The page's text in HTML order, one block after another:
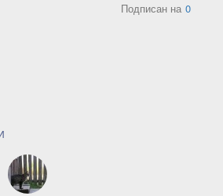
Подписан на 0